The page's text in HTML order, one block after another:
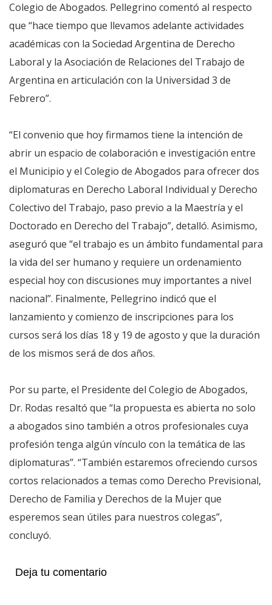
Colegio de Abogados. Pellegrino comentó al respecto
que “hace tiempo que llevamos adelante actividades
académicas con la Sociedad Argentina de Derecho
Laboral y la Asociación de Relaciones del Trabajo de
Argentina en articulación con la Universidad 3 de
Febrero”.
“El convenio que hoy firmamos tiene la intención de
abrir un espacio de colaboración e investigación entre
el Municipio y el Colegio de Abogados para ofrecer dos
diplomaturas en Derecho Laboral Individual y Derecho
Colectivo del Trabajo, paso previo a la Maestría y el
Doctorado en Derecho del Trabajo”, detalló. Asimismo,
aseguró que “el trabajo es un ámbito fundamental para
la vida del ser humano y requiere un ordenamiento
especial hoy con discusiones muy importantes a nivel
nacional”. Finalmente, Pellegrino indicó que el
lanzamiento y comienzo de inscripciones para los
cursos será los días 18 y 19 de agosto y que la duración
de los mismos será de dos años.
Por su parte, el Presidente del Colegio de Abogados,
Dr. Rodas resaltó que “la propuesta es abierta no solo
a abogados sino también a otros profesionales cuya
profesión tenga algún vínculo con la temática de las
diplomaturas”. “También estaremos ofreciendo cursos
cortos relacionados a temas como Derecho Previsional,
Derecho de Familia y Derechos de la Mujer que
esperemos sean útiles para nuestros colegas”,
concluyó.
Deja tu comentario